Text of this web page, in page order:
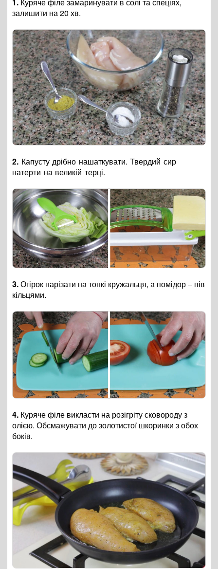
1. Куряче філе замаринувати в солі та спеціях,
залишити на 20 хв.
2. Капусту дрібно нашаткувати. Твердий сир
натерти на великій терці.
3.Огірок нарізати на тонкі кружальця, а помідор – пів
кільцями.
4. Куряче філе викласти на розігріту сковороду з
олією. Обсмажувати до золотистої шкоринки з обох
боків.